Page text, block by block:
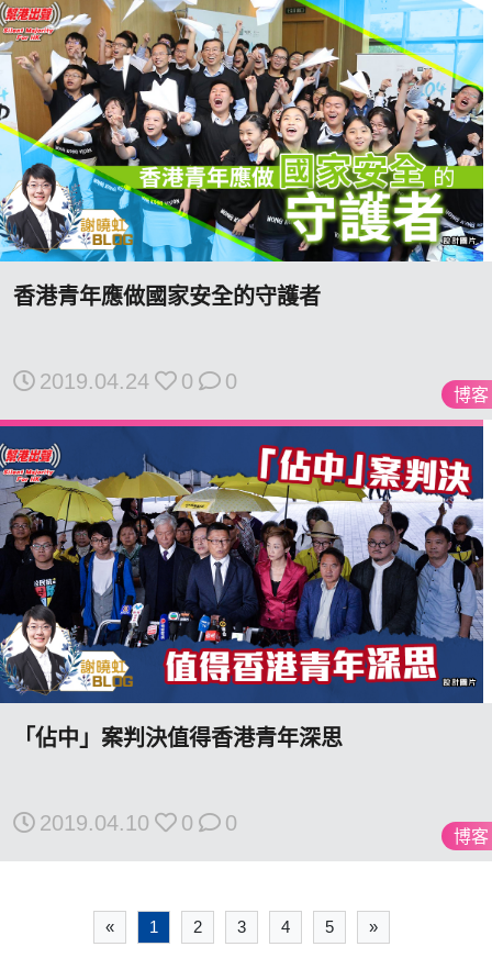
博客
香港青年應做國家安全的守護者
2019.04.24 0 0
博客
「佔中」案判決值得香港青年深思
2019.04.10 0 0
« 1 2 3 4 5 »